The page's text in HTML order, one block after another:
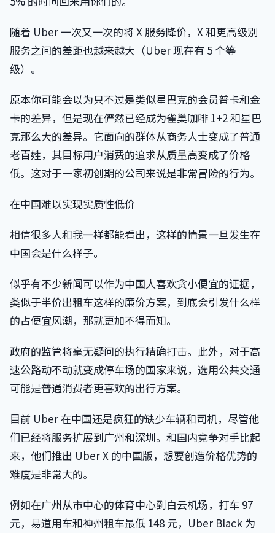
随着 Uber 一次又一次的将 X 服务降价，X 和更高级别
服务之间的差距也越来越大（Uber 现在有 5 个等
级）。
原本你可能会以为只不过是类似星巴克的会员普卡和金
卡的差异，但是现在俨然已经成为雀巢咖啡 1+2 和星巴
克那么大的差异。它面向的群体从商务人士变成了普通
老百姓，其目标用户消费的追求从质量高变成了价格
低。这对于一家初创期的公司来说是非常冒险的行为。
在中国难以实现实质性低价
相信很多人和我一样都能看出，这样的情景一旦发生在
中国会是什么样子。
似乎有不少新闻可以作为中国人喜欢贪小便宜的证据，
类似于半价出租车这样的廉价方案，到底会引发什么样
的占便宜风潮，那就更加不得而知。
政府的监管将毫无疑问的执行精确打击。此外，对于高
速公路动不动就变成停车场的国家来说，选用公共交通
可能是普通消费者更喜欢的出行方案。
目前 Uber 在中国还是疯狂的缺少车辆和司机，尽管他
们已经将服务扩展到广州和深圳。和国内竞争对手比起
来，他们推出 Uber X 的中国版，想要创造价格优势的
难度是非常大的。
例如在广州从市中心的体育中心到白云机场，打车 97
元，易道用车和神州租车最低 148 元，Uber Black 为